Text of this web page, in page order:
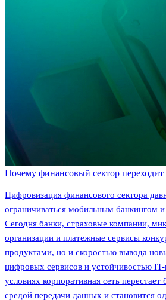
Почему финансовый сектор
Цифровизация финансового сектора
ограничиваться мобильным банкингом
Сегодня банки, страховые компании,
организации и платежные сервисы
продуктами, но и скоростью вывода
цифровых сервисов и устойчивостью
условиях корпоративная сеть
средой передачи данных и становится